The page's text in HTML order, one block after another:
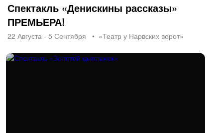
Спектакль «Денискины рассказы»
ПРЕМЬЕРА!
22 Августа - 5 Сентября «Театр у Нарвских ворот»